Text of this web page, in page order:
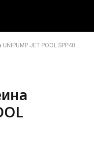
JET POOL SPP4000T